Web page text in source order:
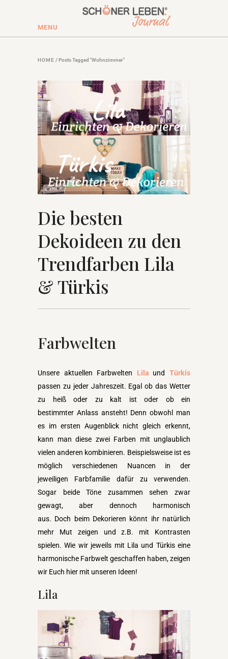
MENU
HOME /Posts Tagged "Wohnzimmer"
Die besten
Dekoideen zu den
Trendfarben Lila
& Türkis
Farbwelten
Unsere aktuellen Farbwelten LilaundTürkis
passen zu jeder Jahreszeit. Egal ob das Wetter
zu heiß oder zu kalt ist oder ob ein
bestimmter Anlass ansteht! Denn obwohl man
es im ersten Augenblick nicht gleich erkennt,
kann man diese zwei Farben mit unglaublich
vielen anderen kombinieren. Beispielsweise ist es
möglich verschiedenen Nuancen in der
jeweiligen Farbfamilie dafür zu verwenden.
Sogar beide Töne zusammen sehen zwar
gewagt, aber dennoch harmonisch
aus. Doch beim Dekorieren könnt ihr natürlich
mehr Mut zeigen und z.B. mit Kontrasten
spielen. Wie wir jeweils mit Lila und Türkis eine
harmonische Farbwelt geschaffen haben, zeigen
wir Euch hier mit unseren Ideen!
Lila